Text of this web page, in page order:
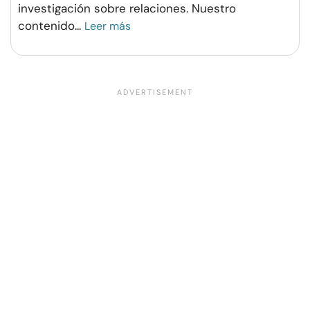
investigación sobre relaciones. Nuestro
contenido... Leer más